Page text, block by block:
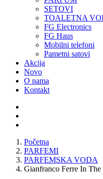
SETOVI
TOALETNA
FG Electronics
FG Haus
Mobilni telefoni
Pametni satovi
Akcija
Novo
O nama
Kontakt
Početna
PARFEMI
PARFEMSKA VODA
Gianfranco Ferre In